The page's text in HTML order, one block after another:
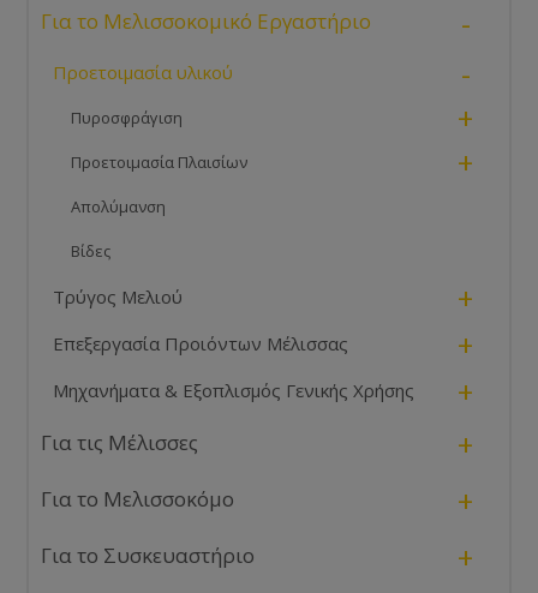
Για το Μελισσοκομικό Εργαστήριο -
Προετοιμασία υλικού -
Πυροσφράγιση +
Προετοιμασία Πλαισίων +
Απολύμανση
Βίδες
Τρύγος Μελιού +
Επεξεργασία Προιόντων Μέλισσας +
Μηχανήματα & Εξοπλισμός Γενικής Χρήσης +
Για τις Μέλισσες +
Για το Μελισσοκόμο +
Για το Συσκευαστήριο +